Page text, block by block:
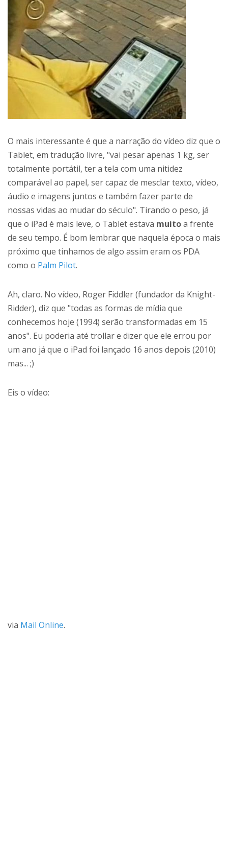
O mais interessante é que a narração do vídeo diz que o
Tablet, em tradução livre, "vai pesar apenas 1 kg, ser
totalmente portátil, ter a tela com uma nitidez
comparável ao papel, ser capaz de mesclar texto, vídeo,
áudio e imagens juntos e também fazer parte de
nossas vidas ao mudar do século". Tirando o peso, já
que o iPad é mais leve, o Tablet estava muitoa frente
de seu tempo. É bom lembrar que naquela época o mais
próximo que tinhamos de algo assim eram os PDA
como o Palm Pilot.
Ah, claro. No vídeo, Roger Fiddler (fundador da Knight-
Ridder), diz que "todas as formas de mídia que
conhecemos hoje (1994) serão transformadas em 15
anos". Eu poderia até trollar e dizer que ele errou por
um ano já que o iPad foi lançado 16 anos depois (2010)
mas... ;)
Eis o vídeo:
via Mail Online.